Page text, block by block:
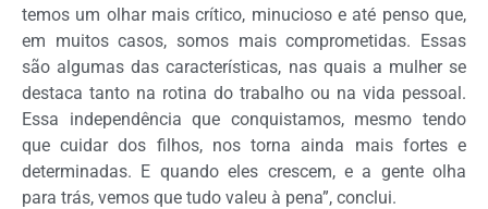
temos um olhar mais crítico, minucioso e até penso que,
em muitos casos, somos mais comprometidas. Essas
são algumas das características, nas quais a mulher se
destaca tanto na rotina do trabalho ou na vida pessoal.
Essa independência que conquistamos, mesmo tendo
que cuidar dos filhos, nos torna ainda mais fortes e
determinadas. E quando eles crescem, e a gente olha
para trás, vemos que tudo valeu à pena”, conclui.